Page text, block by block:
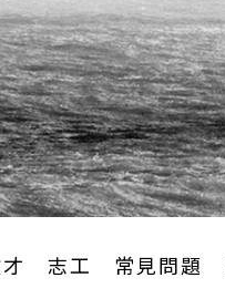
志工 常見問題